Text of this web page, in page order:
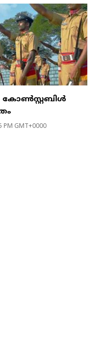
കോൺസ്റ്റബിൾ
PM GMT+0000